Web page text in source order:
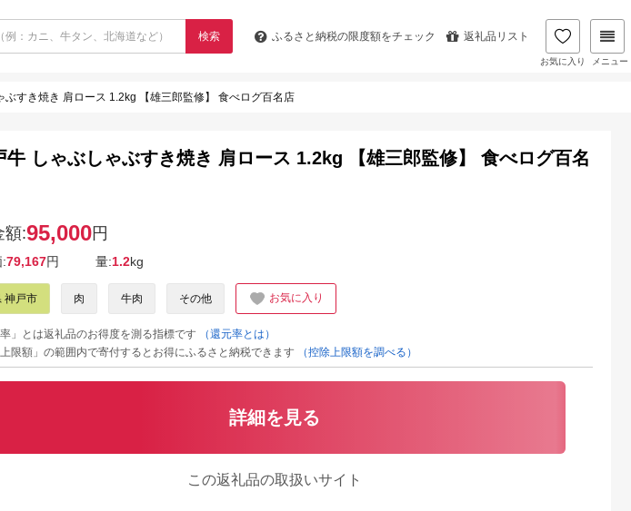
検索 ふるさと納税の限度額をチェック 返礼品リスト
お気に入り メニュー
ぶすき焼き 肩ロース 1.2kg 【雄三郎監修】 食べログ百名店
牛 しゃぶしゃぶすき焼き 肩ロース 1.2kg 【雄三郎監修】 食べログ百名
額:95,000円
79,167円 量:1.2kg
神戸市 肉 牛肉 その他 お気に入り
」とは返礼品のお得度を測る指標です
（還元率とは）
限額」の範囲内で寄付するとお得にふるさと納税できます
（控除上限額を調べる）
詳細を見る
この返礼品の取扱いサイト